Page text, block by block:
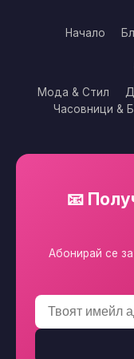
Начало
Мода & Стил
Часовници &
📧
Абонирай се